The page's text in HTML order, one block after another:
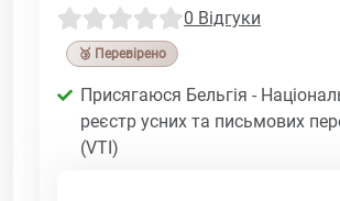
0 Відгуки
🥉 Перевірено
Присягаюся Бельгія -
реєстр усних та письмових
(VTI)